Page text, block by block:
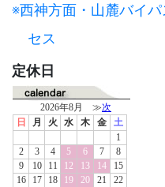
※西神方面・山麓バイ
セス
定休日